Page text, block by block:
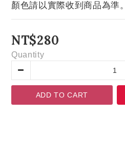
顏色請以實際收到商品為準。
NT$280
Quantity
ADD TO CART